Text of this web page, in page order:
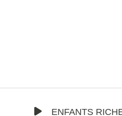
ENFANTS